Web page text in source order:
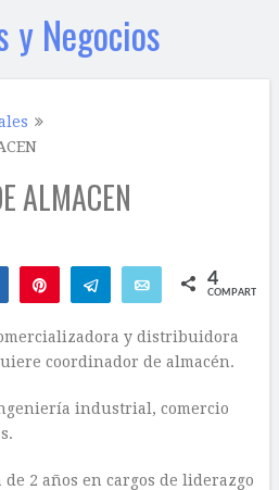
y Negocios
ALMACEN
Compartir Telegram Email 4
COMPARTIR
y distribuidora
coordinador de almacén.
industrial, comercio
2 años en cargos de liderazgo